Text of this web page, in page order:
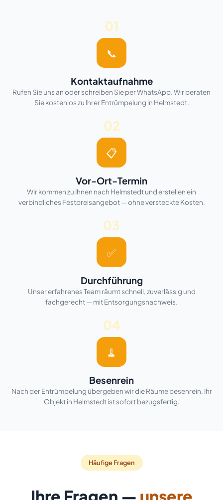
01
📞
Kontaktaufnahme
Rufen Sie uns an oder schreiben Sie per WhatsApp. Wir beraten
Sie kostenlos zu Ihrer Entrümpelung in Helmstedt.
02
📋
Vor-Ort-Termin
Wir kommen zu Ihnen nach Helmstedt und erstellen ein
verbindliches Festpreisangebot — ohne versteckte Kosten.
03
✅
Durchführung
Unser erfahrenes Team räumt schnell, zuverlässig und
fachgerecht — mit Entsorgungsnachweis.
04
🧹
Besenrein
Nach der Entrümpelung übergeben wir die Räume besenrein. Ihr
Objekt in Helmstedt ist sofort bezugsfertig.
Häufige Fragen
Ihre Fragen — unsere